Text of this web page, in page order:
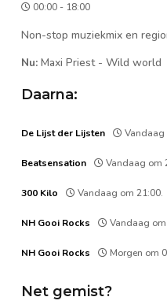
00:00 - 18:00
Non-stop muziekmix en
Nu: Maxi Priest- Wild world
Daarna:
De Lijst der Lijsten Vandaag
Beatsensation Vandaag om
300 Kilo Vandaag om 21:00.
NH Gooi Rocks Vandaag
NH Gooi Rocks Morgen om
Net gemist?